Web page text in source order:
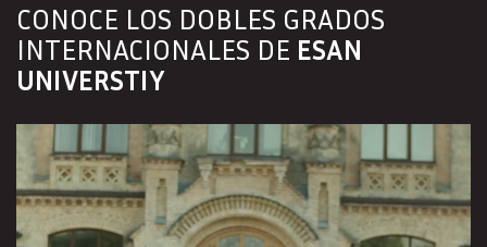
CONOCE LOS DOBLES GRADOS
INTERNACIONALES DE ESAN
UNIVERSTIY